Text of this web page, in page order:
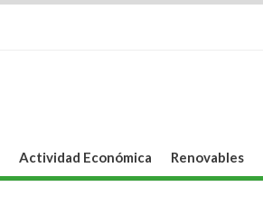
Actividad Económica Renovables